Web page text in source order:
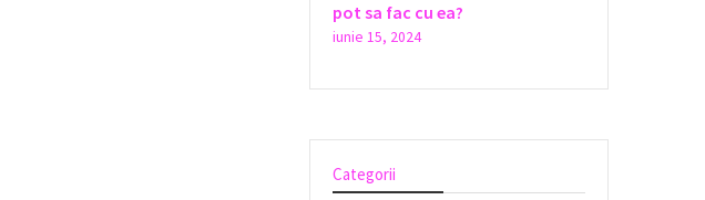
pot sa fac cu ea?
iunie 15, 2024
Categorii